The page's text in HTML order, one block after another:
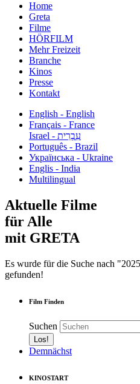
Home
Greta
Filme
HÖRFILM
Mehr Freizeit
Branche
Kinos
Presse
Kontakt
English - English
Français - France
עִבְרִית - Israel
Português - Brazil
Українська - Ukraine
Englis - India
Multilingual
Aktuelle Filme
für Alle
mit GRETA
Es wurde für die Suche nach
gefunden!
Film Finden
Suchen
Demnächst
KINOSTART